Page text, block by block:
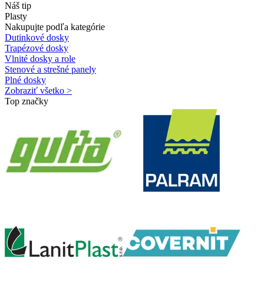
Náš tip
Plasty
Nakupujte podľa kategórie
Dutinkové dosky
Trapézové dosky
Vlnité dosky a role
Stenové a strešné panely
Plné dosky
Zobraziť všetko >
Top značky